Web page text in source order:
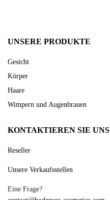
UNSERE PRODUKTE
Gesicht
Körper
Haare
Wimpern und Augenbrauen
KONTAKTIEREN SIE UNS
Reseller
Unsere Verkaufsstellen
Eine Frage?